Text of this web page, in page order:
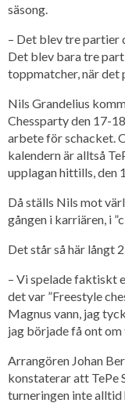
säsong.
– Det blev tre partier
Det blev bara tre
toppmatcher, när det
Nils Grandelius
Chessparty den 17-
arbete för schacket.
kalendern är alltså
upplagan hittills, den
Då ställs Nils mot
gången i karriären, i
Det står så här långt
– Vi spelade faktiskt
det var ”Freestyle
Magnus vann, jag
jag började få ont om
Arrangören Johan
konstaterar att TePe
turneringen inte alltid